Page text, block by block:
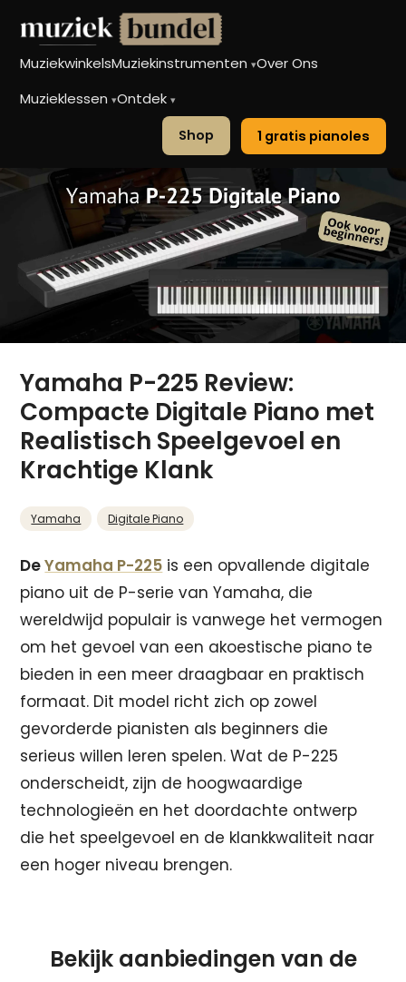
MuziekwinkelsMuziekinstrumenten▾Over Ons
Muzieklessen▾Ontdek▾
Shop 1 gratis pianoles
Yamaha P-225 Review:
Compacte Digitale Piano met
Realistisch Speelgevoel en
Krachtige Klank
Yamaha Digitale Piano
DeYamaha P-225 is een opvallende digitale
piano uit de P-serie van Yamaha, die
wereldwijd populair is vanwege het vermogen
om het gevoel van een akoestische piano te
bieden in een meer draagbaar en praktisch
formaat. Dit model richt zich op zowel
gevorderde pianisten als beginners die
serieus willen leren spelen. Wat de P-225
onderscheidt, zijn de hoogwaardige
technologieën en het doordachte ontwerp
die het speelgevoel en de klankkwaliteit naar
een hoger niveau brengen.
Bekijk aanbiedingen van de